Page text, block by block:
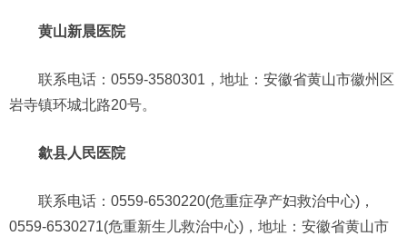
黄山新晨医院
联系电话：0559-3580301，地址：安徽省黄山市徽州区
岩寺镇环城北路20号。
歙县人民医院
联系电话：0559-6530220(危重症孕产妇救治中心)，
0559-6530271(危重新生儿救治中心)，地址：安徽省黄山市